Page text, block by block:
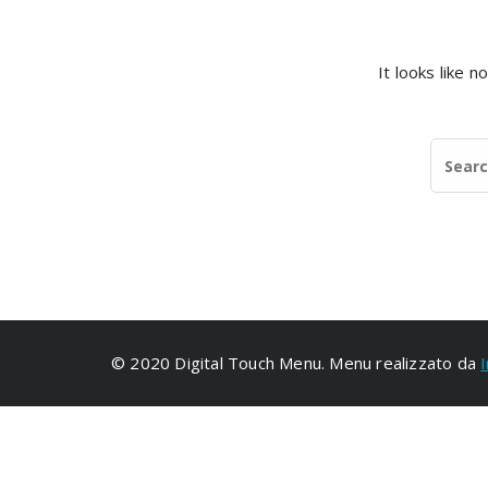
It looks like
© 2020 Digital Touch Menu. Menu realizzato da